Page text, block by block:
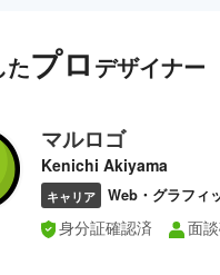
たプロ デザイナー
マルロゴ
Kenichi Akiyama
キャリア Web・グラフィ
身分証確認済 面